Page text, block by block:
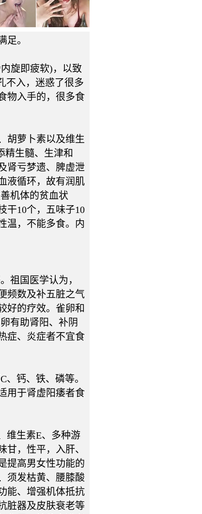
。
旋即疲软)，以致
不入，迷惑了很多
物入手的，很多食
胡萝卜素以及维生
精生髓、生津和
肾亏梦遗、脾虚泄
液循环，故有润肌
机体的贫血状
干10个，五味子10
温，不能多食。内
祖国医学认为，
频数及补五脏之气
好的疗效。雀卵和
有助肾阳、补阴
症、炎症者不宜食
钙、铁、磷等。
用于肾虚阳痿者食
维生素E、多种游
，性平，入肝、
提高男女性功能的
须发枯黄、腰膝酸
能、增强机体抵抗
脏器及皮肤衰老等